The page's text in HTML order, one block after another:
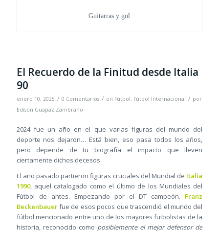
Guitarras y gol
El Recuerdo de la Finitud desde Italia
90
enero 10, 2025 / 0 Comentarios / en Fútbol, Fútbol Internacional / por
Edison Guapaz Zambrano
2024 fue un año en el que varias figuras del mundo del
deporte nos dejaron… Está bien, eso pasa todos los años,
pero depende de tu biografía el impacto que lleven
ciertamente dichos decesos.
El año pasado partieron figuras cruciales del Mundial de Italia
1990, aquel catalogado como el último de los Mundiales del
Fútbol de antes. Empezando por el DT campeón. Franz
Beckenbauerfue de esos pocos que trascendió el mundo del
fútbol mencionado entre uno de los mayores futbolistas de la
historia, reconocido como posiblemente el mejor defensor de